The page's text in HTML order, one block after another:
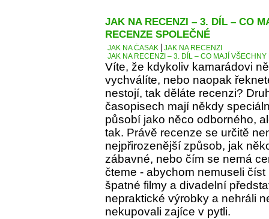
JAK NA RECENZI – 3. DÍL – CO
RECENZE SPOLEČNÉ
JAK NA ČASÁK
JAK NA RECENZI
JAK NA RECENZI – 3. DÍL – CO MAJÍ
Víte, že kdykoliv kamarádovi
vychválíte, nebo naopak
nestojí, tak děláte recenzi?
časopisech mají někdy
působí jako něco odborného,
tak. Právě recenze se určitě
nejpřirozenější způsob, jak
zábavné, nebo čím se nemá
čteme - abychom nemuseli
špatné filmy a divadelní
nepraktické výrobky a nehráli
nekupovali zajíce v pytli.